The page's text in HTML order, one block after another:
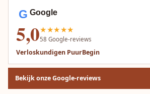
G Google
5,0★★★★★
58 Google-reviews
Verloskundigen PuurBegin
Bekijk onze Google-reviews